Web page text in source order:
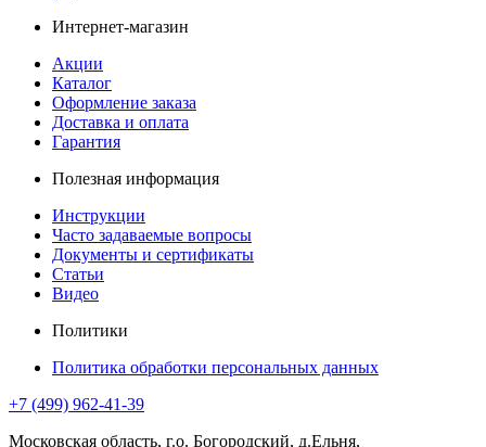
Интернет-магазин
Акции
Каталог
Оформление заказа
Доставка и оплата
Гарантия
Полезная информация
Инструкции
Часто задаваемые вопросы
Документы и сертификаты
Статьи
Видео
Политики
Политика обработки персональных данных
+7 (499) 962-41-39
Московская область, г.о. Богородский, д.Ельня,